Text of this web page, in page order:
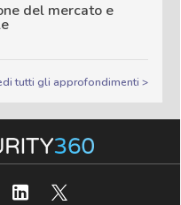
del mercato e
tutti gli approfondimenti >